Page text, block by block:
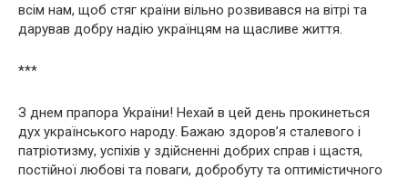
всім нам, щоб стяг країни вільно розвивався на вітрі та
дарував добру надію українцям на щасливе життя.
***
З днем прапора України! Нехай в цей день прокинеться
дух українського народу. Бажаю здоров’я сталевого і
патріотизму, успіхів у здійсненні добрих справ і щастя,
постійної любові та поваги, добробуту та оптимістичного